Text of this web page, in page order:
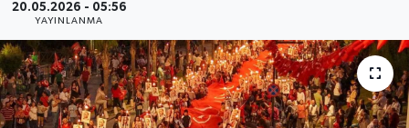
20.05.2026 - 05:56
YAYINLANMA